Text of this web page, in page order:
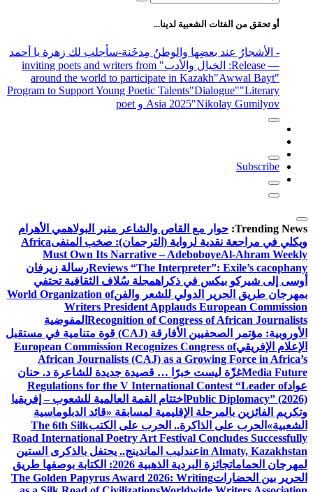
أو تحقق من الفئات الشعبية لدينا...
- الأشجارُ عند بعضِها والوطنُ مِدخَنة-سأجلب لك زهرة يا أحمد
— Release
: الخيال والأدب
" inviting poets and writers from
around the world to participate in Kazakh"Awwal Bayt"
Program to Support Young Poetic Talents"Dialogue""Literary
Asia 2025"Nikolay Gumilyov و poet
Subscribe
Trending News: حوار مع القاص والشاعر منير البولاهمي الأهرام
ويكلي في مراجعة نقدية لرواية (الترجمان): صخب المنفىAfrica
Must Own Its Narrative – AdeboboyeAl-Ahram Weekly
Reviews “The Interpreter”: Exile’s cacophanyرسالة زيرفان
أوسى إلى شيركو بيكس في ذكراهمجلة سُلاف الثقافية تحتفي
بمهرجان طريق الحرير الدولي للشعر والفنWorld Organization of
Writers President Applauds European Commission
Recognition of Congress of African Journalists المفوضية
الأوروبية: مؤتمر الصحفيين الأفارقة (CAJ) قوة متنامية في مستقبل
الإعلام الإفريقيEuropean Commission Recognizes Congress of
African Journalists (CAJ) as a Growing Force in Africa’s
Media Futureغزّة ليست خبرًا … قصيدة جديدة للشاعرة د. حنان
عوادRegulations for the V International Contest “Leader of
Public Diplomacy” (2026) اختتام القمة العالمية للشعوب – إفريقيا
وتكريم الفائزين بالمرحلة الإقليمية لمسابقة «قائد الدبلوماسية
الشعبية» الحرب على الذاكرة.. الحرب على الكتبThe 6th Silk
Road International Poetry Art Festival Concludes Successfully
in Almaty, Kazakhstanعندليب الماندينج.. يحتفل بالذكرى الستين
لمهرجان الحمامات
جائزة البردية الذهبية 2026: الكتابة بوصفها طريق
الحرير بين الحضاراتThe Golden Papyrus Award 2026: Writing